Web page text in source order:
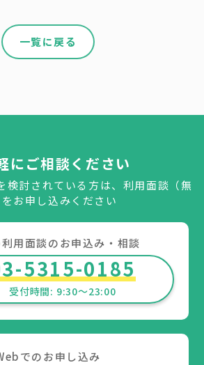
一覧に戻る
にご相談ください
検討されている方は、利用面談（無
お申し込みください
用面談のお申込み・相談
5315-0185
でのお申し込み